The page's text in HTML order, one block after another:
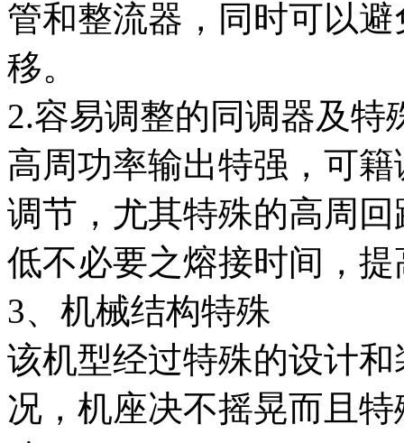
管和整流器，同时可以
移。
2.容易调整的同调器及特
高周功率输出特强，可
调节，尤其特殊的高周
低不必要之熔接时间，
3、机械结构特殊
该机型经过特殊的设计
况，机座决不摇晃而且